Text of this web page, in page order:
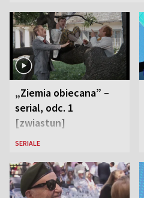
„Ziemia obiecana” –
serial, odc. 1
[zwiastun]
SERIALE